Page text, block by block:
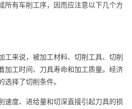
所有车削工序，因而应注意以下几个方
工来说，被加工材料、切削工具、切削
加工时间、刀具寿命和加工质量。经济
选择了切削条件。
速度、进给量和切深直接引起刀具的损